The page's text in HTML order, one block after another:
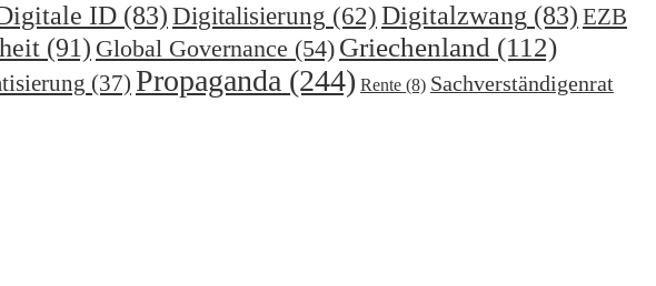
ID (83) Digitalisierung (62) Digitalzwang (83) EZB
(91) Global Governance (54) Griechenland (112)
(37) Propaganda (244) Rente (8) Sachverständigenrat